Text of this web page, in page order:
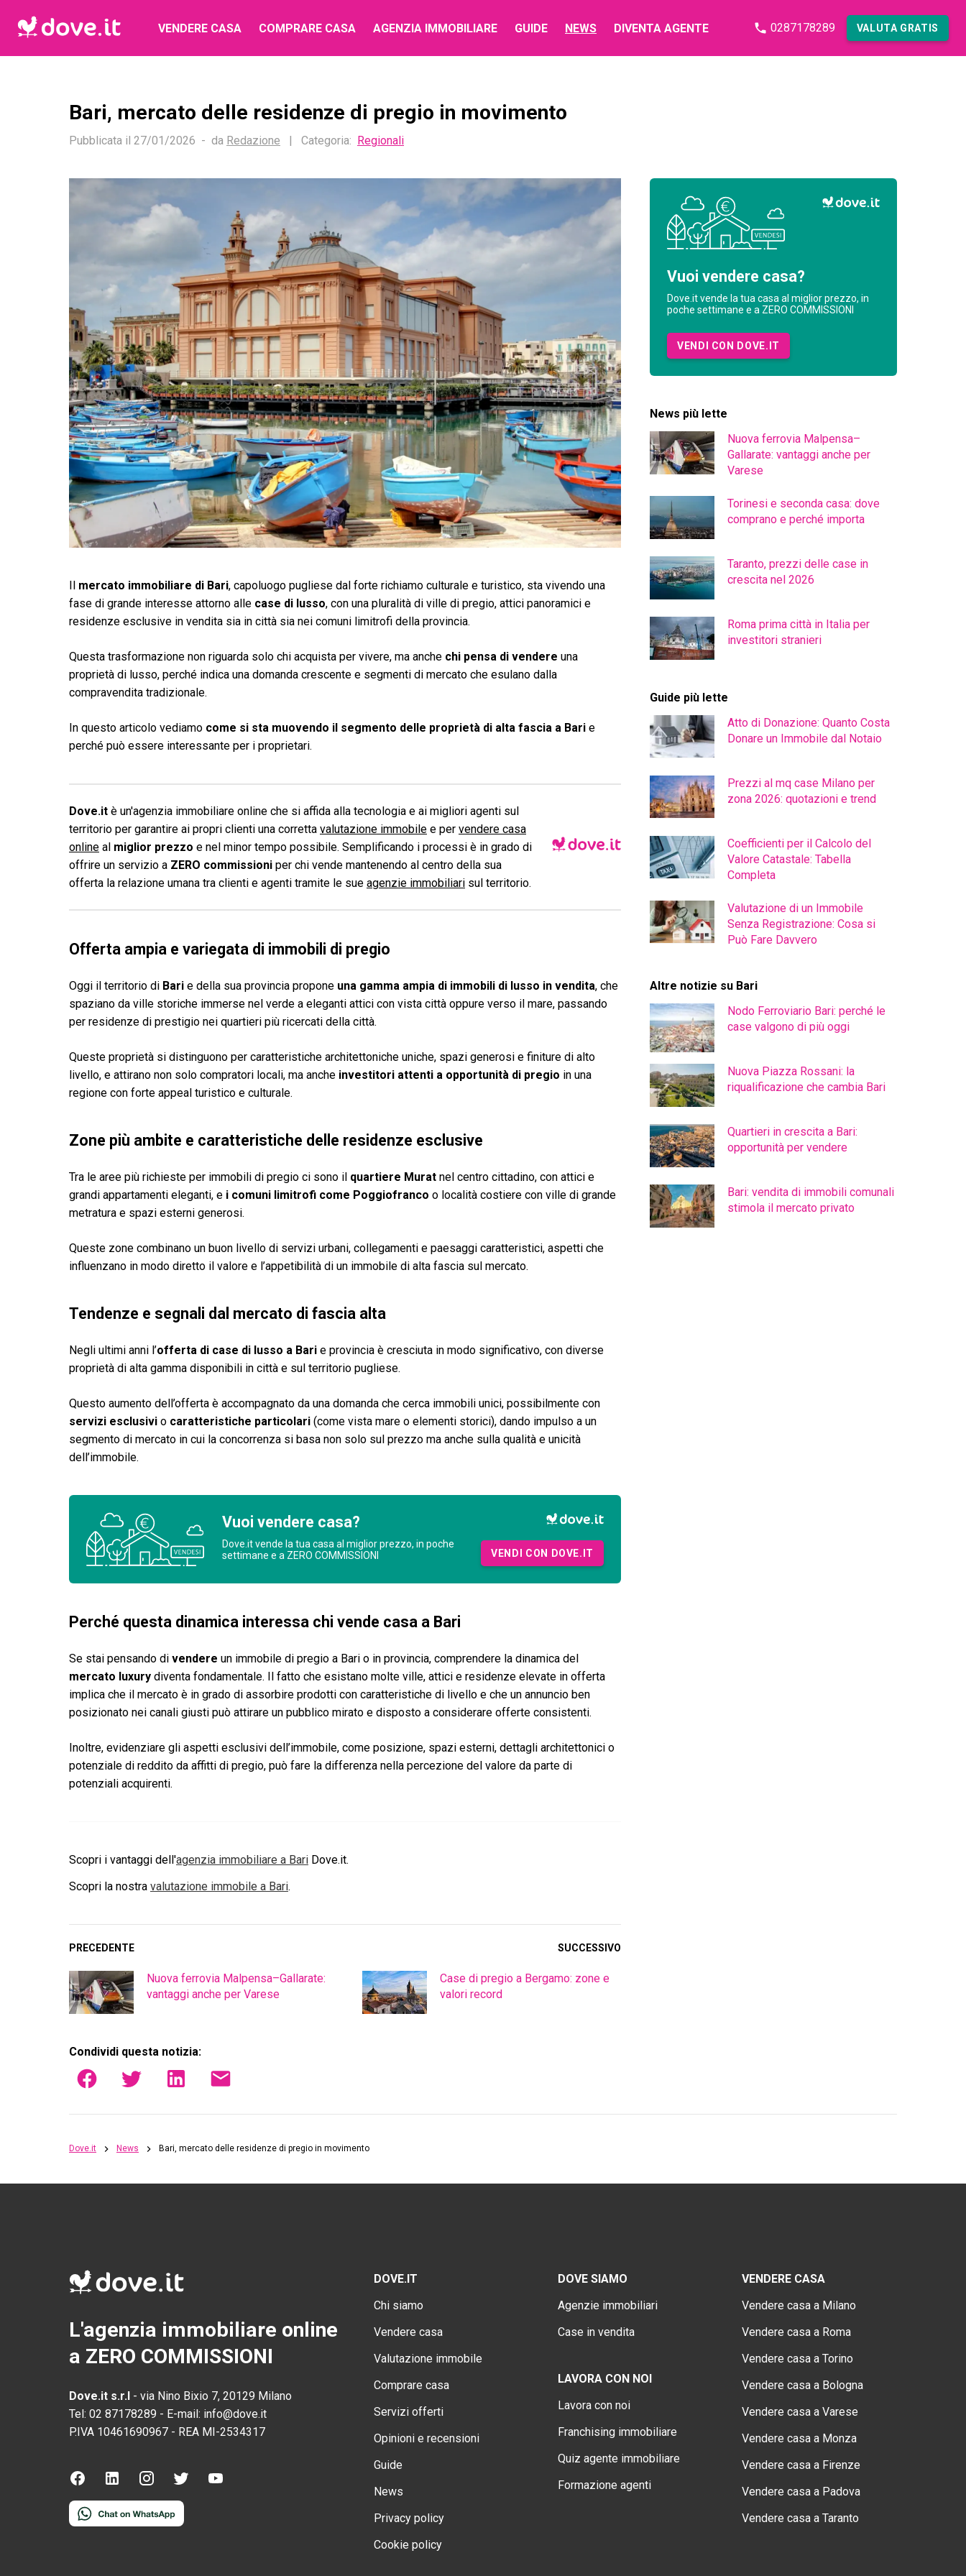
VENDERE CASA COMPRARE CASA AGENZIA IMMOBILIARE GUIDE NEWS DIVENTA AGENTE 0287178289 VALUTA GRATIS
Bari, mercato delle residenze di pregio in movimento
Pubblicata il 27/01/2026 da Redazione | Categoria: Regionali
Il mercato immobiliare di Bari, capoluogo pugliese dal forte richiamo culturale e turistico, sta vivendo una
fase di grande interesse attorno alle case di lusso, con una pluralità di ville di pregio, attici panoramici e
residenze esclusive in vendita sia in città sia nei comuni limitrofi della provincia.
Questa trasformazione non riguarda solo chi acquista per vivere, ma anche chi pensa di vendere una
proprietà di lusso, perché indica una domanda crescente e segmenti di mercato che esulano dalla
compravendita tradizionale.
In questo articolo vediamo come si sta muovendo il segmento delle proprietà di alta fascia a Bari e
perché può essere interessante per i proprietari.
Dove.it è un'agenzia immobiliare online che si affida alla tecnologia e ai migliori agenti sul
territorio per garantire ai propri clienti una corretta valutazione immobile e per vendere casa
online al miglior prezzo e nel minor tempo possibile. Semplificando i processi è in grado di
offrire un servizio a ZERO commissioni per chi vende mantenendo al centro della sua
offerta la relazione umana tra clienti e agenti tramite le sue agenzie immobiliari sul territorio.
Offerta ampia e variegata di immobili di pregio
Oggi il territorio di Bari e della sua provincia propone una gamma ampia di immobili di lusso in vendita, che
spaziano da ville storiche immerse nel verde a eleganti attici con vista città oppure verso il mare, passando
per residenze di prestigio nei quartieri più ricercati della città.
Queste proprietà si distinguono per caratteristiche architettoniche uniche, spazi generosi e finiture di alto
livello, e attirano non solo compratori locali, ma anche investitori attenti a opportunità di pregio in una
regione con forte appeal turistico e culturale.
Zone più ambite e caratteristiche delle residenze esclusive
Tra le aree più richieste per immobili di pregio ci sono il quartiere Murat nel centro cittadino, con attici e
grandi appartamenti eleganti, e i comuni limitrofi come Poggiofranco o località costiere con ville di grande
metratura e spazi esterni generosi.
Queste zone combinano un buon livello di servizi urbani, collegamenti e paesaggi caratteristici, aspetti che
influenzano in modo diretto il valore e l’appetibilità di un immobile di alta fascia sul mercato.
Tendenze e segnali dal mercato di fascia alta
Negli ultimi anni l’offerta di case di lusso a Bari e provincia è cresciuta in modo significativo, con diverse
proprietà di alta gamma disponibili in città e sul territorio pugliese.
Questo aumento dell’offerta è accompagnato da una domanda che cerca immobili unici, possibilmente con
servizi esclusivi o caratteristiche particolari (come vista mare o elementi storici), dando impulso a un
segmento di mercato in cui la concorrenza si basa non solo sul prezzo ma anche sulla qualità e unicità
dell’immobile.
Vuoi vendere casa?
Dove.it vende la tua casa al miglior prezzo, in poche
settimane e a ZERO COMMISSIONI
VENDI CON DOVE.IT
Perché questa dinamica interessa chi vende casa a Bari
Se stai pensando di vendere un immobile di pregio a Bari o in provincia, comprendere la dinamica del
mercato luxury diventa fondamentale. Il fatto che esistano molte ville, attici e residenze elevate in offerta
implica che il mercato è in grado di assorbire prodotti con caratteristiche di livello e che un annuncio ben
posizionato nei canali giusti può attirare un pubblico mirato e disposto a considerare offerte consistenti.
Inoltre, evidenziare gli aspetti esclusivi dell’immobile, come posizione, spazi esterni, dettagli architettonici o
potenziale di reddito da affitti di pregio, può fare la differenza nella percezione del valore da parte di
potenziali acquirenti.
Scopri i vantaggi dell'agenzia immobiliare a Bari Dove.it.
Scopri la nostra valutazione immobile a Bari.
PRECEDENTE
Nuova ferrovia Malpensa–Gallarate:
vantaggi anche per Varese
SUCCESSIVO
Case di pregio a Bergamo: zone e
valori record
Condividi questa notizia:
Vuoi vendere casa?
Dove.it vende la tua casa al miglior prezzo, in
poche settimane e a ZERO COMMISSIONI
VENDI CON DOVE.IT
News più lette
Nuova ferrovia Malpensa–
Gallarate: vantaggi anche per
Varese
Torinesi e seconda casa: dove
comprano e perché importa
Taranto, prezzi delle case in
crescita nel 2026
Roma prima città in Italia per
investitori stranieri
Guide più lette
Atto di Donazione: Quanto Costa
Donare un Immobile dal Notaio
Prezzi al mq case Milano per
zona 2026: quotazioni e trend
Coefficienti per il Calcolo del
Valore Catastale: Tabella
Completa
Valutazione di un Immobile
Senza Registrazione: Cosa si
Può Fare Davvero
Altre notizie su Bari
Nodo Ferroviario Bari: perché le
case valgono di più oggi
Nuova Piazza Rossani: la
riqualificazione che cambia Bari
Quartieri in crescita a Bari:
opportunità per vendere
Bari: vendita di immobili comunali
stimola il mercato privato
Dove.it News Bari, mercato delle residenze di pregio in movimento
L'agenzia immobiliare online
a ZERO COMMISSIONI
Dove.it s.r.l - via Nino Bixio 7, 20129 Milano
Tel: 02 87178289 - E-mail: info@dove.it
P.IVA 10461690967 - REA MI-2534317
DOVE.IT
Chi siamo
Vendere casa
Valutazione immobile
Comprare casa
Servizi offerti
Opinioni e recensioni
Guide
News
Privacy policy
Cookie policy
DOVE SIAMO
Agenzie immobiliari
Case in vendita
LAVORA CON NOI
Lavora con noi
Franchising immobiliare
Quiz agente immobiliare
Formazione agenti
VENDERE CASA
Vendere casa a Milano
Vendere casa a Roma
Vendere casa a Torino
Vendere casa a Bologna
Vendere casa a Varese
Vendere casa a Monza
Vendere casa a Firenze
Vendere casa a Padova
Vendere casa a Taranto